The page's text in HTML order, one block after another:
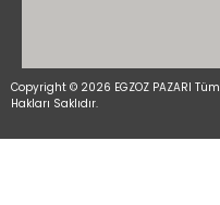
Copyright © 2026 EGZOZ PAZARI Tüm
Hakları Saklıdır.